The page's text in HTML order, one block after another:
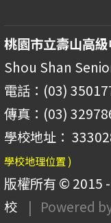
桃園市立壽山高
Shou Shan
電話：(03)
傳真：(03)
學校地址：
學校地理位置 )
版權所有 © 2015
校
| Powered